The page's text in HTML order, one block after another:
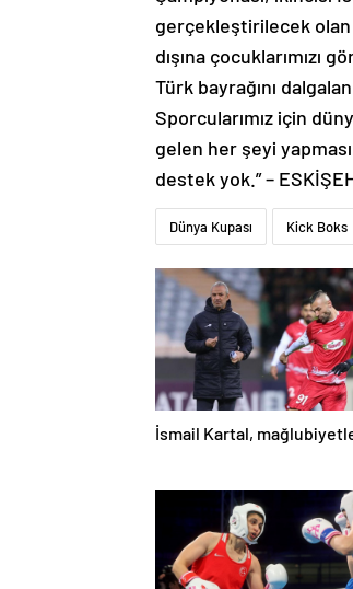
gerçekleştirilecek olan
dışına çocuklarımızı
Türk bayrağını
Sporcularımız için
gelen her şeyi
destek yok.” –
Dünya Kupası Kick Boks
İsmail Kartal,